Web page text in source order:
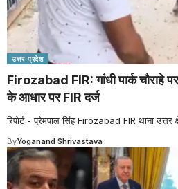
उत्तर प्रदेश
Firozabad FIR: गांधी पार्क चौराहे
के आधार पर FIR दर्ज
रिपोर्ट - प्रेमपाल सिंह Firozabad FIR थाना उत्तर
ByYoganand Shrivastava